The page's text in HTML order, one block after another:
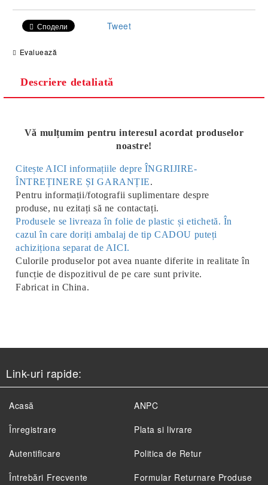
Сподели Tweet
Evaluează
Descriere detaliată
Vă mulțumim pentru interesul acordat produselor
noastre!
Citește AICI informațiile depre ÎNGRIJIRE-
ÎNTREȚINERE ȘI GARANȚIE.
Pentru informații/fotografii suplimentare despre
produse, nu ezitați să ne contactați.
Produsele se livreaza în folie de plastic și etichetă. În
cazul în care doriți ambalaj de tip CADOU puteți
achiziționa separat de AICI.
Culorile produselor pot avea nuante diferite in realitate în
funcție de dispozitivul de pe care sunt privite.
Fabricat in China.
Link-uri rapide:
Acasă
Înregistrare
Autentificare
Întrebări Frecvente
ANPC
Plata si livrare
Politica de Retur
Formular Returnare Produse